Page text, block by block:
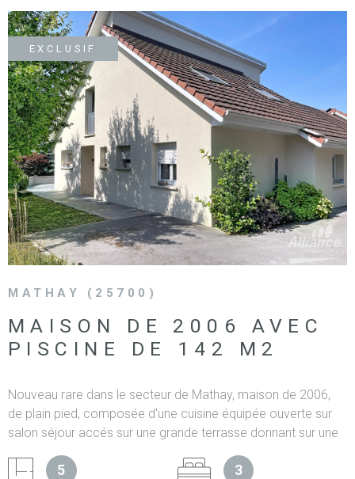
NOS
VENDUS
NOS
MATHAY (25700)
MAISON DE 2006 AVEC
PISCINE DE 142 M2
Nouveau rare dans le secteur de Mathay, maison de 2006,
de plain pied, composée d'une cuisine équipée ouverte sur
salon séjour accés sur une grande terrasse donnant sur une
buanderie, à l'étage deux chambres, salle de bain, wc, et
5 3
EXCLUSIF
VOIR LE BIEN
Pièces
PIÈCES
RÉFÉRENCE
RECHERCHER